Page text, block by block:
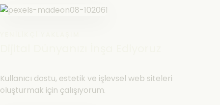
Kullanıcı dostu, estetik ve işlevsel web siteleri
oluşturmak için çalışıyorum.